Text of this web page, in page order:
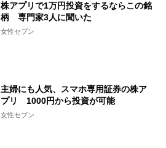
株アプリで1万円投資をするならこの銘
柄 専門家3人に聞いた
女性セブン
主婦にも人気、スマホ専用証券の株ア
プリ 1000円から投資が可能
女性セブン